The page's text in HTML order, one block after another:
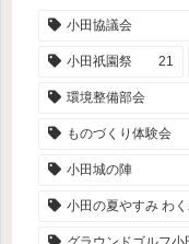
小田協議会
小田祇園祭 21
環境整備部会
ものづくり体験会
小田城の陣
小田の夏やすみ わ